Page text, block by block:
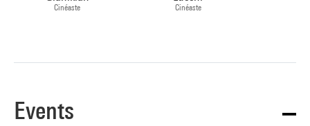
Cinéaste Cinéaste
Events